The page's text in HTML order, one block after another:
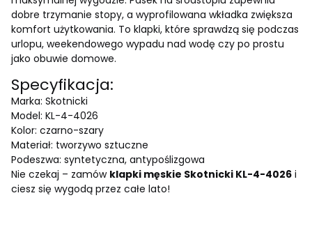
dobre trzymanie stopy, a wyprofilowana wkładka zwiększa
komfort użytkowania. To klapki, które sprawdzą się podczas
urlopu, weekendowego wypadu nad wodę czy po prostu
jako obuwie domowe.
Specyfikacja:
Marka: Skotnicki
Model: KL-4-4026
Kolor: czarno-szary
Materiał: tworzywo sztuczne
Podeszwa: syntetyczna, antypoślizgowa
Nie czekaj – zamów klapki męskie Skotnicki KL-4-4026 i
ciesz się wygodą przez całe lato!